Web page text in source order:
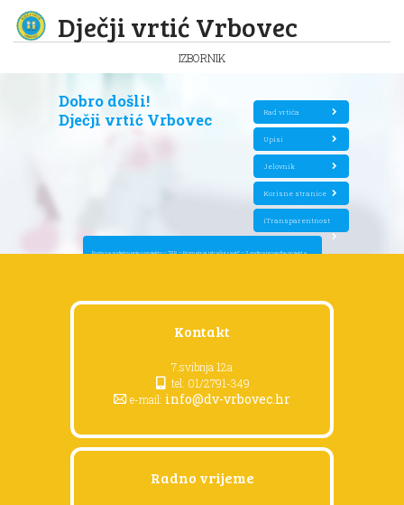
Dječji vrtić Vrbovec
IZBORNIK
Poziv za sudjelovanje u projektu – “P.I.R. – Promatraj, istražuj, rasti” – 2. godina provedbe projekta
Dobro došli!
Dječji vrtić Vrbovec
Rad vrtića
Upisi
Jelovnik
Korisne stranice
iTransparentnost
Kontakt
7.svibnja 12a
tel: 01/2791-349
e-mail: info@dv-vrbovec.hr
Radno vrijeme